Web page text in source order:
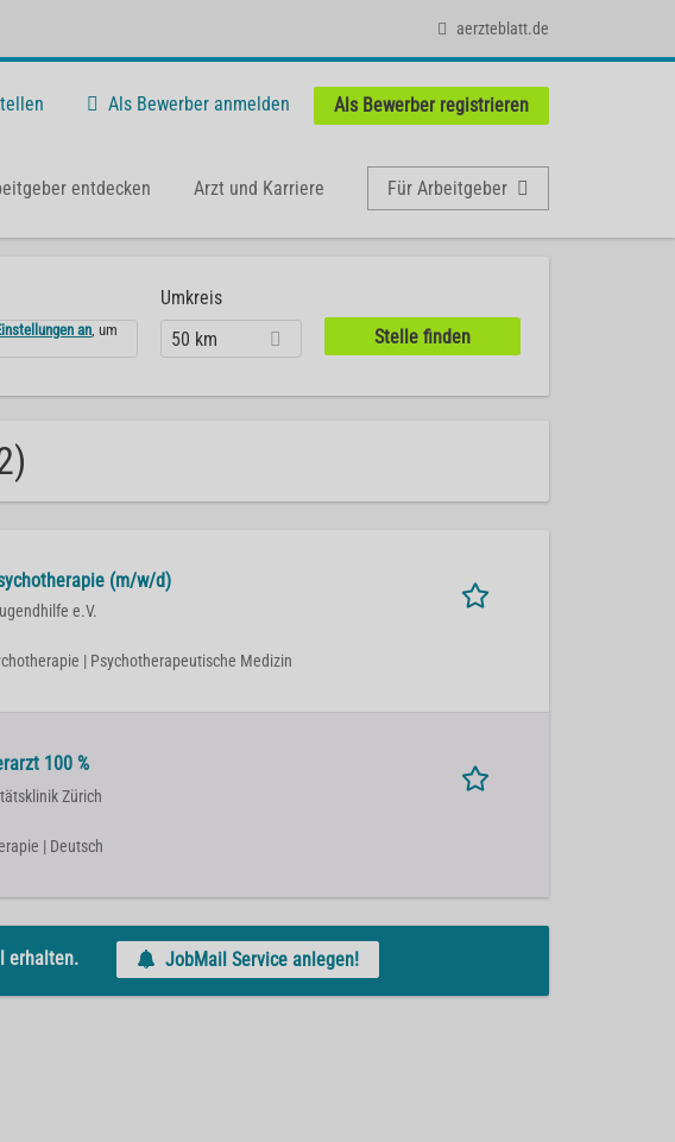
aerzteblatt.de
Als Bewerber anmelden Als Bewerber registrieren
entdecken Arzt und Karriere Für Arbeitgeber
an, um
Umkreis
50 km
(m/w/d)
e.V.
| Psychotherapeutische Medizin
100 %
Zürich
| Deutsch
erhalten. JobMail Service anlegen!